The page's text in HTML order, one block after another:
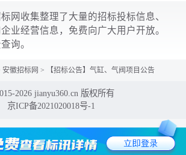
网收集整理了大量的招标投标信息、
业经营信息，免费向广大用户开放。
询。
安徽招标网 > 【招标公告】气缸、气阀项目公告
2026 jianyu360.cn 版权所有
京ICP备2021020018号-1